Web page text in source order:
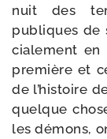
nuit des
publiques de
cia­le­ment en
pre­mière et
de l’histoire
quelque
les démons,